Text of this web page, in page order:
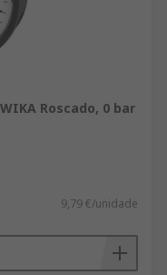
Roscado, 0 bar
9,79 €/unidade